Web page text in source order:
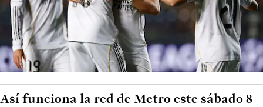
Así funciona la red de Metro este sábado 8